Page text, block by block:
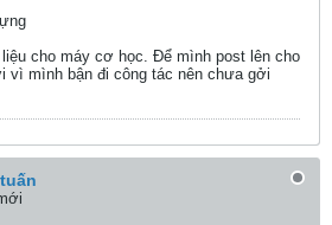
cho máy cơ học. Để mình post lên cho
vì mình bận đi công tác nên chưa gởi